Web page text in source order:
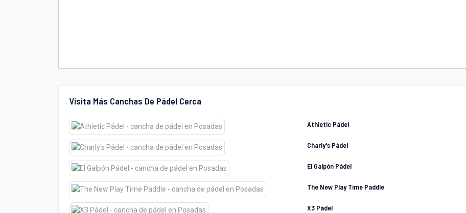
Visita Más Canchas De Pádel Cerca
Athletic Pádel
Charly's Pádel
El Galpón Pádel
The New Play Time Paddle
X3 Pádel